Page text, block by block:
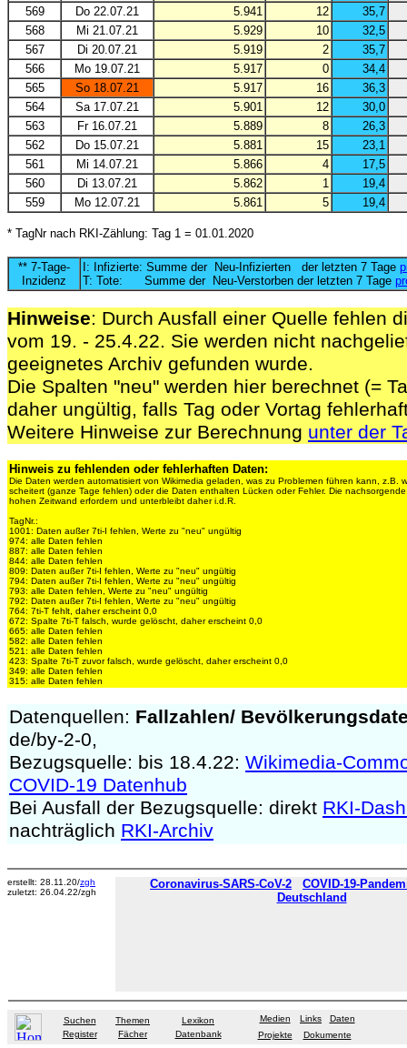
569
Do 22.07.21 5.941 12
35,7
568
Mi 21.07.21 5.929 10
32,5
567
Di 20.07.21 5.919 2
35,7
566
Mo 19.07.21 5.917 0
34,4
565
So 18.07.21 5.917 16
36,3
564
Sa 17.07.21 5.901 12
30,0
563
Fr 16.07.21 5.889 8
26,3
562
Do 15.07.21 5.881 15
23,1
561
Mi 14.07.21 5.866 4
17,5
560
Di 13.07.21 5.862 1
19,4
559
Mo 12.07.21 5.861 5 19,4
* TagNr nach RKI-Zählung: Tag 1 = 01.01.2020
** 7-Tage-
Inzidenz
I: Infizierte: Summe der Neu-Infizierten der letzten 7 Tage
T: Tote: Summe der Neu-Verstorben der letzten 7 Tage
Hinweise: Durch Ausfall einer Quelle fehlen
vom 19. - 25.4.22. Sie werden nicht
geeignetes Archiv gefunden wurde.
Die Spalten "neu" werden hier berechnet (=
daher ungültig, falls Tag oder Vortag
Weitere Hinweise zur Berechnung unter der
Hinweis zu fehlenden oder fehlerhaften Daten:
Die Daten werden automatisiert von Wikimedia geladen, was zu Problemen führen kann, z.B.
scheitert (ganze Tage fehlen) oder die Daten enthalten Lücken oder Fehler. Die
hohen Zeitwand erfordern und unterbleibt daher i.d.R.
TagNr.:
1001: Daten außer 7ti-I fehlen, Werte zu "neu" ungültig
974: alle Daten fehlen
887: alle Daten fehlen
844: alle Daten fehlen
809: Daten außer 7ti-I fehlen, Werte zu "neu" ungültig
794: Daten außer 7ti-I fehlen, Werte zu "neu" ungültig
793: alle Daten fehlen, Werte zu "neu" ungültig
792: Daten außer 7ti-I fehlen, Werte zu "neu" ungültig
764: 7ti-T fehlt, daher erscheint 0,0
672: Spalte 7ti-T falsch, wurde gelöscht, daher erscheint 0,0
665: alle Daten fehlen
582: alle Daten fehlen
521: alle Daten fehlen
423: Spalte 7ti-T zuvor falsch, wurde gelöscht, daher erscheint 0,0
349: alle Daten fehlen
315: alle Daten fehlen
Datenquellen: Fallzahlen/
de/by-2-0,
Bezugsquelle: bis 18.4.22: Wikimedia-
COVID-19 Datenhub
Bei Ausfall der Bezugsquelle: direkt RKI-
nachträglich RKI-Archiv
erstellt: 28.11.20/zgh
zuletzt: 26.04.22/zgh
Coronavirus-SARS-CoV-2
COVID-19-
Deutschland
Suchen Themen
Lexikon
Register
Fächer Datenbank
Medien Links
Daten
Projekte
Dokumente